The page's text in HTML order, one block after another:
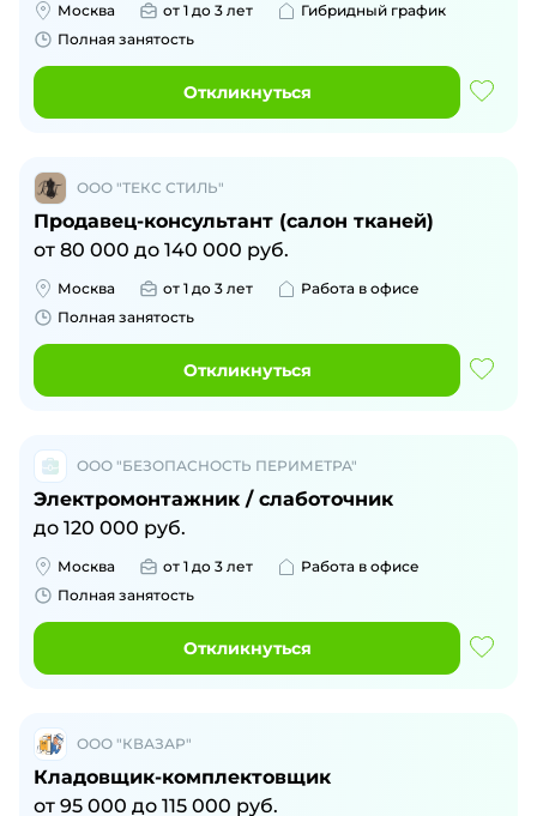
Москва от 1 до 3 лет
Гибридный график
Полная занятость
Откликнуться
ООО "ТЕКС СТИЛЬ"
Продавец-консультант (салон тканей)
от 80 000 до 140 000 руб.
Москва от 1 до 3 лет
Работа в офисе
Полная занятость
Откликнуться
ООО "БЕЗОПАСНОСТЬ ПЕРИМЕТРА"
Электромонтажник / слаботочник
до 120 000 руб.
Москва от 1 до 3 лет
Работа в офисе
Полная занятость
Откликнуться
ООО "КВАЗАР"
Кладовщик-комплектовщик
от 95 000 до 115 000 руб.